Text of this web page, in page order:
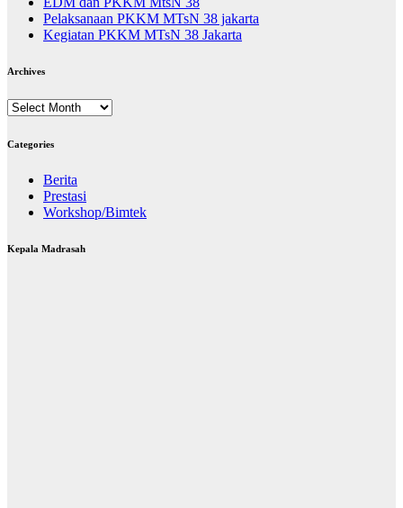
Pelaksanaan PKKM MTsN 38 jakarta
Kegiatan PKKM MTsN 38 Jakarta
Archives
Archives
Categories
Berita
Prestasi
Workshop/Bimtek
Kepala Madrasah